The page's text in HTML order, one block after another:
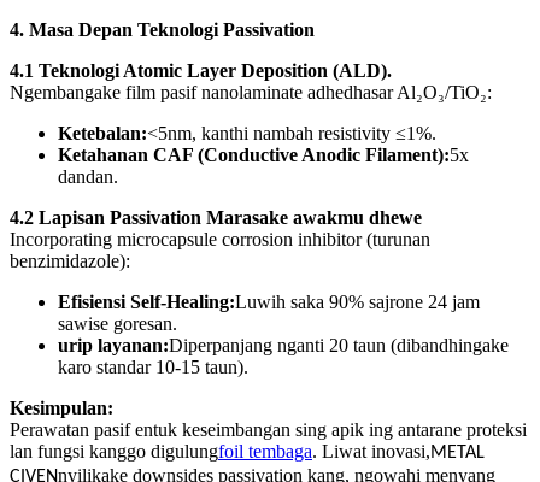
4. Masa Depan Teknologi Passivation
4.1 Teknologi Atomic Layer Deposition (ALD).
Ngembangake film pasif nanolaminate adhedhasar Al₂O₃/TiO₂:
Ketebalan:<5nm, kanthi nambah resistivity ≤1%.
Ketahanan CAF (Conductive Anodic Filament):5x
dandan.
4.2 Lapisan Passivation Marasake awakmu dhewe
Incorporating microcapsule corrosion inhibitor (turunan
benzimidazole):
Efisiensi Self-Healing:Luwih saka 90% sajrone 24 jam
sawise goresan.
urip layanan:Diperpanjang nganti 20 taun (dibandhingake
karo standar 10-15 taun).
Kesimpulan:
Perawatan pasif entuk keseimbangan sing apik ing antarane proteksi
lan fungsi kanggo digulungfoil tembaga. Liwat inovasi,METAL
CIVENnyilikake downsides passivation kang, ngowahi menyang